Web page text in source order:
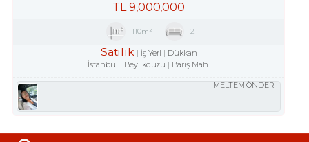
TL9,000,000
110m² 2
Satılık İş Yeri
Dükkan
İstanbul
Beylikdüzü Barış Mah.
MELTEM ÖNDER